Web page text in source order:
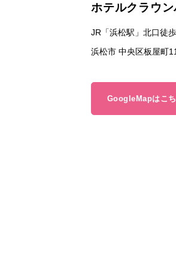
ホテルクラウ
JR「浜松駅」北口徒
浜松市 中央区板屋町
GoogleMapはこ